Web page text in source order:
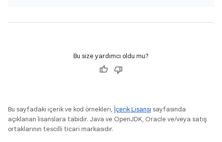
Bu size yardımcı oldu mu?
Bu sayfadaki içerik ve kod örnekleri, İçerik Lisansı sayfasında
açıklanan lisanslara tabidir. Java ve OpenJDK, Oracle ve/veya satış
ortaklarının tescilli ticari markasıdır.